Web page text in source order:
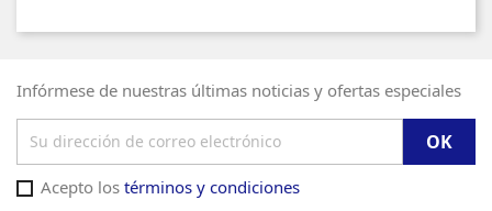
Infórmese de nuestras últimas noticias y ofertas especiales
Acepto los términos y condiciones